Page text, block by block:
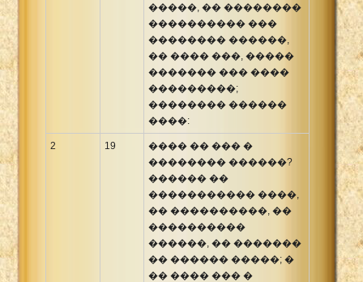
�����, �� ��������
���������� ���
�������� ������,
�� ���� ���, �����
������� ��� ����
���������;
�������� ������
����:
2 19
���� �� ��� �
�������� ������?
������ ��
����������� ����,
�� ����������, ��
����������
������, �� �������
�� ������ �����; �
�� ���� ��� �